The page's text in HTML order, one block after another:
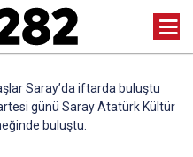
Saray’da iftarda buluştu
günü Saray Atatürk Kültür
buluştu.